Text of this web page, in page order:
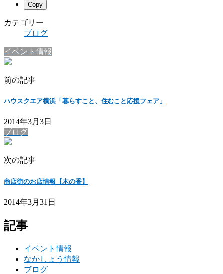
Copy
カテゴリー
ブログ
イベント情報
前の記事
ハウスクエア横浜「暮らすこと、住むこと応援フェア」
2014年3月3日
ブログ
次の記事
商店街のお店情報【木の香】
2014年3月31日
記事
イベント情報
なかしょう情報
ブログ